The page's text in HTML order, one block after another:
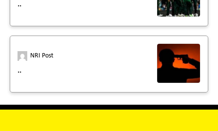
..
NRI Post
..